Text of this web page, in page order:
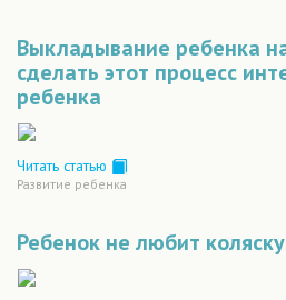
Выкладывание ребенка
сделать этот процесс
ребенка
Читать статью
Развитие ребенка
Ребенок не любит